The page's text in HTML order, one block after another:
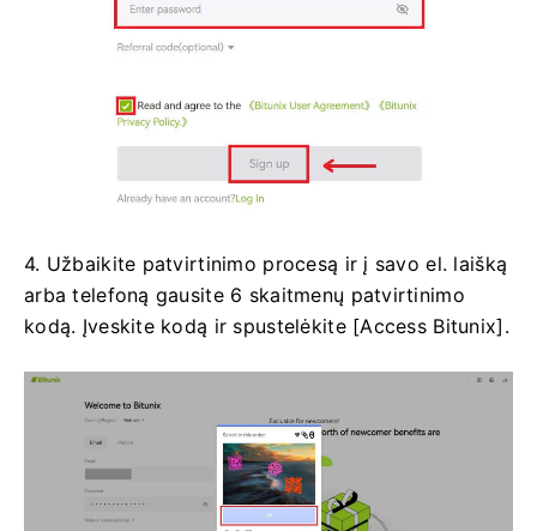
4. Užbaikite patvirtinimo procesą ir į savo el. laišką
arba telefoną gausite 6 skaitmenų patvirtinimo
kodą. Įveskite kodą ir spustelėkite [Access Bitunix].